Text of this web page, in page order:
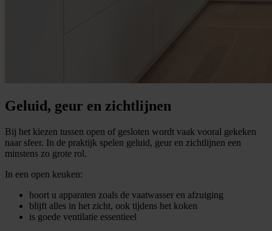
Geluid, geur en zichtlijnen
Bij het kiezen tussen open of gesloten wordt vaak vooral gekeken
naar sfeer. In de praktijk spelen geluid, geur en zichtlijnen een
minstens zo grote rol.
In een open keuken:
hoort u apparaten zoals de vaatwasser en afzuiging
blijft alles in het zicht, ook tijdens het koken
is goede ventilatie essentieel